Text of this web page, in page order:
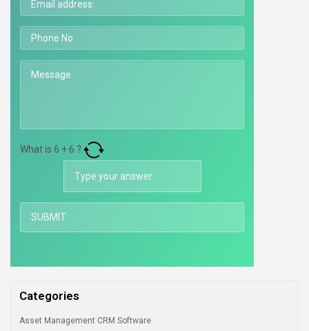
What is 6 +6 ?
Categories
Asset Management CRM Software